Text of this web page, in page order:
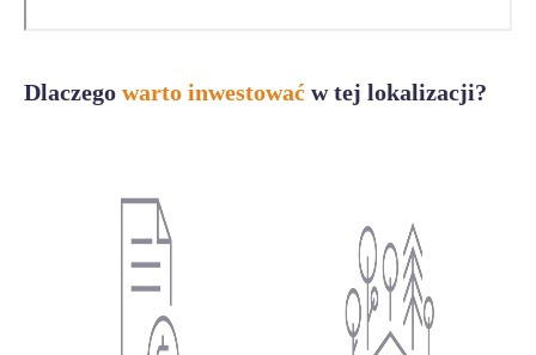
Dlaczego warto inwestować w tej lokalizacji?